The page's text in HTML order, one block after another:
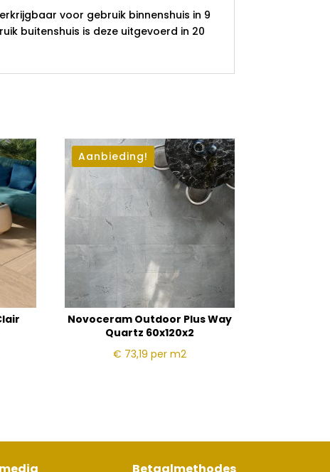
voor gebruik binnenshuis in 9
buitenshuis is deze uitgevoerd in 20
Aanbieding!
Novoceram Outdoor Plus Way
Quartz 60x120x2
€ 73,19 per m2
Betaalmethodes